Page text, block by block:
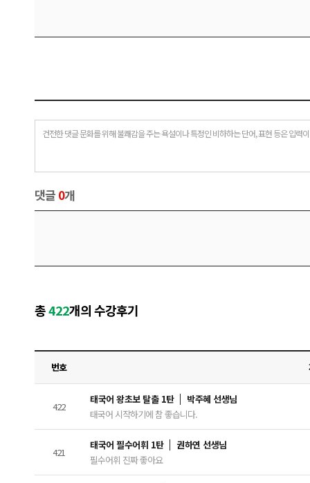
건전한 댓글 문화를 위해 불쾌감을 주는 욕설이나 특정인 비하하는 단어, 표현 등은 입력
댓글 0개
총422개의 수강후기
번호
422
태국어 왕초보 탈출 1탄
박주혜 선생님
태국어 시작하기에 참 좋습니다.
421
태국어 필수어휘 1탄
권하연 선생님
필수어휘 진짜 좋아요